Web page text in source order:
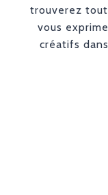
trouverez
vous
créatifs